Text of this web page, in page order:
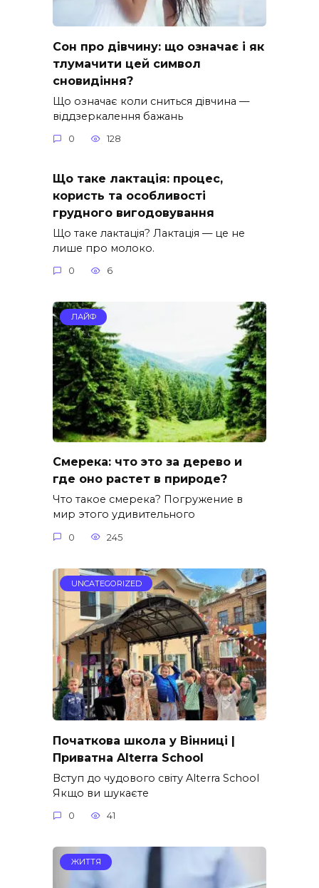
Сон про дівчину: що означає і як
тлумачити цей символ
сновидіння?
Що означає коли сниться дівчина —
віддзеркалення бажань
0 128
Що таке лактація: процес,
користь та особливості
грудного вигодовування
Що таке лактація? Лактація — це не
лише про молоко.
0 6
ЛАЙФ
Смерека: что это за дерево и
где оно растет в природе?
Что такое смерека? Погружение в
мир этого удивительного
0 245
UNCATEGORIZED
Початкова школа у Вінниці |
Приватна Alterra School
Вступ до чудового світу Alterra School
Якщо ви шукаєте
0 41
ЖИТТЯ